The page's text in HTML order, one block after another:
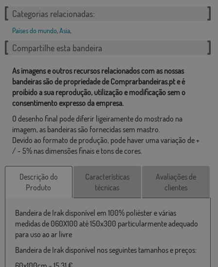
Categorias relacionadas:
Países do mundo,Asia,
Compartilhe esta bandeira
As imagens e outros recursos relacionados com as nossas
bandeiras são de propriedade de Comprarbandeiras.pt e é
proibido a sua reprodução, utilização e modificação sem o
consentimento expresso da empresa.
O desenho final pode diferir ligeiramente do mostrado na
imagem, as bandeiras são fornecidas sem mastro.
Devido ao formato de produção, pode haver uma variação de +
/ - 5% nas dimensões finais e tons de cores.
Descrição do
Produto
Características
técnicas
Avaliações de
clientes
Bandeira de Irak disponível em 100% poliéster e várias
medidas de 060X100 até 150x300 particularmente adequado
para uso ao ar livre
Bandeira de Irak disponível nos seguintes tamanhos e preços: